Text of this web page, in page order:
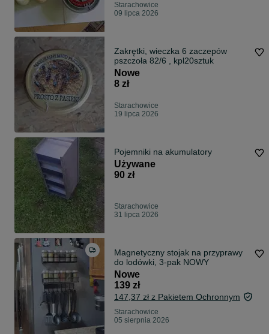
Starachowice
09 lipca 2026
Zakrętki, wieczka 6 zaczepów
pszczoła 82/6 , kpl20sztuk
Nowe
8 zł
Starachowice
19 lipca 2026
Pojemniki na akumulatory
Używane
90 zł
Starachowice
31 lipca 2026
Magnetyczny stojak na przyprawy
do lodówki, 3-pak NOWY
Nowe
139 zł
147,37 zł z Pakietem Ochronnym
Starachowice
05 sierpnia 2026